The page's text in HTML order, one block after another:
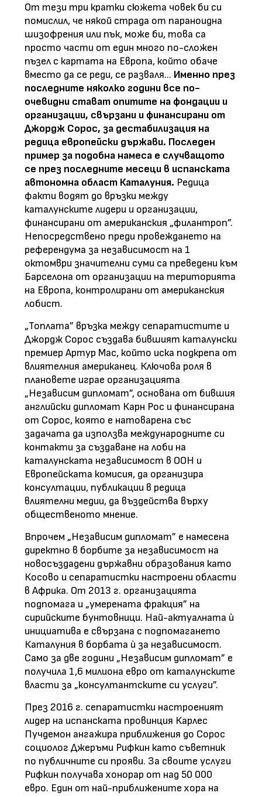
От тези три кратки сюжета човек би си
помислил, че някой страда от параноидна
шизофрения или пък, може би, това са
просто части от един много по-сложен
пъзел с картата на Европа, който обаче
вместо да се реди, се разваля... Именно през
последните няколко години все по-
очевидни стават опитите на фондации и
организации, свързани и финансирани от
Джордж Сорос, за дестабилизация на
редица европейски държави. Последен
пример за подобна намеса е случващото
се през последните месеци в испанската
автономна област Каталуния. Редица
факти водят до връзки между
каталунските лидери и организации,
финансирани от американския „филантроп”.
Непосредствено преди провеждането на
референдума за независимост на 1
октомври значителни суми са преведени към
Барселона от организации на територията
на Европа, контролирани от американския
лобист.
„Топлата” връзка между сепаратистите и
Джордж Сорос създава бившият каталунски
премиер Артур Мас, който иска подкрепа от
влиятелния американец. Ключова роля в
плановете играе организацията
„Независим дипломат”, основана от бившия
английски дипломат Карн Рос и финансирана
от Сорос, която е натоварена със
задачата да използва международните си
контакти за създаване на лоби на
каталунската независимост в ООН и
Европейската комисия, да организира
консултации, публикации в редица
влиятелни медии, да въздейства върху
общественото мнение.
Впрочем „Независим дипломат” е намесена
директно в борбите за независимост на
новосъздадени държавни образования като
Косово и сепаратистки настроени области
в Африка. От 2013 г. организацията
подпомага и „умерената фракция” на
сирийските бунтовници. Най-актуалната ѝ
инициатива е свързана с подпомагането
Каталуния в борбата ѝ за независимост.
Само за две години „Независим дипломат” е
получила 1,6 милиона евро от каталунските
власти за „консултантските си услуги”.
През 2016 г. сепаратистки настроеният
лидер на испанската провинция Карлес
Пучдемон ангажира приближения до Сорос
социолог Джеръми Рифкин като съветник
по публичните си прояви. За своите услуги
Рифкин получава хонорар от над 50 000
евро. Един от най-приближените хора на